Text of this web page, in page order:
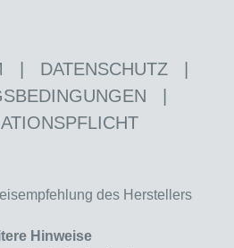
DATENSCHUTZ
des Herstellers
Hinweise